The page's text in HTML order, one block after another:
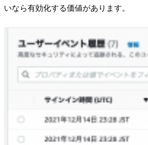
いなら有効化する価値があります。